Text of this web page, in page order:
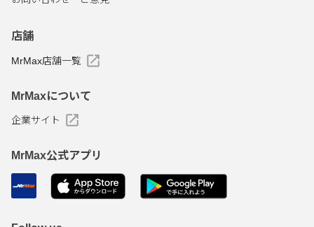
店舗
MrMax店舗一覧
MrMaxについて
企業サイト
MrMax公式アプリ